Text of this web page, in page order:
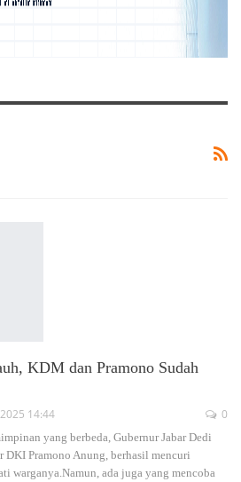
KDM dan Pramono Sudah
14:44 0
yang berbeda, Gubernur Jabar Dedi
Pramono Anung, berhasil mencuri
warganya.Namun, ada juga yang mencoba